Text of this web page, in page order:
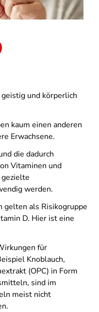
und körperlich
kaum einen anderen
Erwachsene.
die dadurch
Vitaminen und
werden.
gelten als Risikogruppe
D. Hier ist eine
für
Knoblauch,
(OPC) in Form
sind im
meist nicht